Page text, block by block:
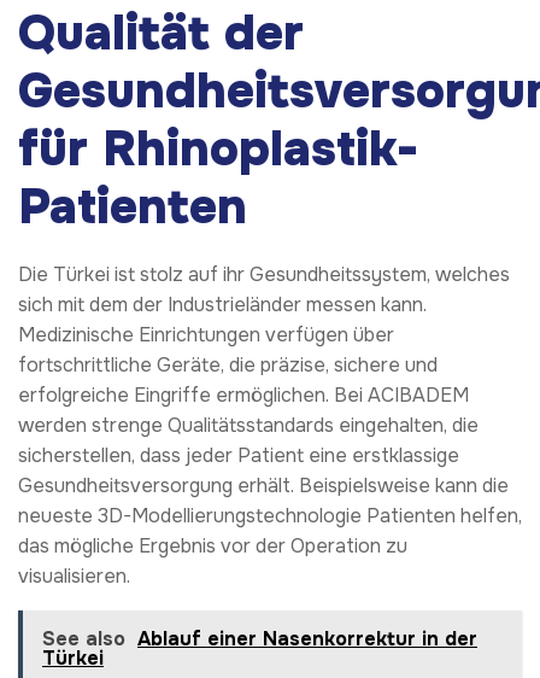
Qualität der
für Rhinoplastik-
Patienten
Die Türkei ist stolz auf ihr Gesundheitssystem, welches
sich mit dem der Industrieländer messen kann.
Medizinische Einrichtungen verfügen über
fortschrittliche Geräte, die präzise, sichere und
erfolgreiche Eingriffe ermöglichen. Bei ACIBADEM
werden strenge Qualitätsstandards eingehalten, die
sicherstellen, dass jeder Patient eine erstklassige
Gesundheitsversorgung erhält. Beispielsweise kann die
neueste 3D-Modellierungstechnologie Patienten helfen,
das mögliche Ergebnis vor der Operation zu
visualisieren.
See also Ablauf einer Nasenkorrektur in der
Türkei